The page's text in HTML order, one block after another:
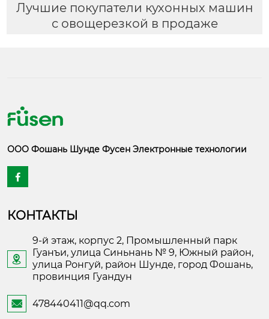
Лучшие покупатели кухонных машин
с овощерезкой в продаже
ООО Фошань Шунде Фусен Электронные технологии

КОНТАКТЫ

9-й этаж, корпус 2, Промышленный парк
Гуанъи, улица Синьнань № 9, Южный район,
улица Ронгуй, район Шунде, город Фошань,
провинция Гуандун
 478440411@qq.com